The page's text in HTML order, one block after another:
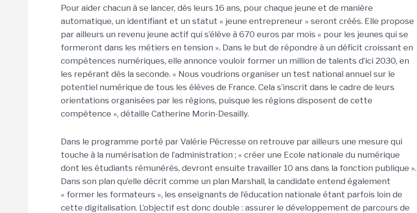
Pour aider chacun à se lancer, dès leurs 16 ans, pour chaque jeune et de manière
automatique, un identifiant et un statut « jeune entrepreneur » seront créés. Elle propose
par ailleurs un revenu jeune actif qui s’élève à 670 euros par mois « pour les jeunes qui se
formeront dans les métiers en tension ». Dans le but de répondre à un déficit croissant en
compétences numériques, elle annonce vouloir former un million de talents d’ici 2030, en
les repérant dès la seconde. « Nous voudrions organiser un test national annuel sur le
potentiel numérique de tous les élèves de France. Cela s’inscrit dans le cadre de leurs
orientations organisées par les régions, puisque les régions disposent de cette
compétence », détaille Catherine Morin-Desailly.
Dans le programme porté par Valérie Pécresse on retrouve par ailleurs une mesure qui
touche à la numérisation de l’administration ; « créer une Ecole nationale du numérique
dont les étudiants rémunérés, devront ensuite travailler 10 ans dans la fonction publique ».
Dans son plan qu’elle décrit comme un plan Marshall, la candidate entend également
« former les formateurs », les enseignants de l’éducation nationale étant parfois loin de
cette digitalisation. L’objectif est donc double : assurer le développement de parcours de